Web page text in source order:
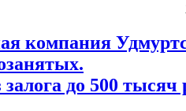
компания
до 500 тысяч